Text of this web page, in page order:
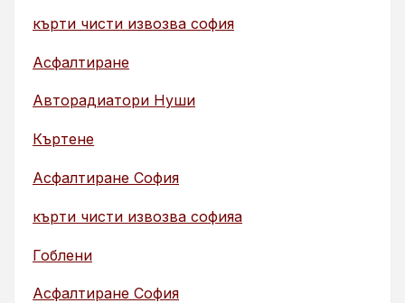
кърти чисти извозва софия
Асфалтиране
Авторадиатори Нуши
Къртене
Асфалтиране София
кърти чисти извозва софияа
Гоблени
Асфалтиране София